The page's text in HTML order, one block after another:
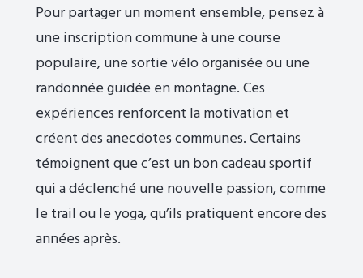
Pour partager un moment ensemble, pensez à
une inscription commune à une course
populaire, une sortie vélo organisée ou une
randonnée guidée en montagne. Ces
expériences renforcent la motivation et
créent des anecdotes communes. Certains
témoignent que c’est un bon cadeau sportif
qui a déclenché une nouvelle passion, comme
le trail ou le yoga, qu’ils pratiquent encore des
années après.